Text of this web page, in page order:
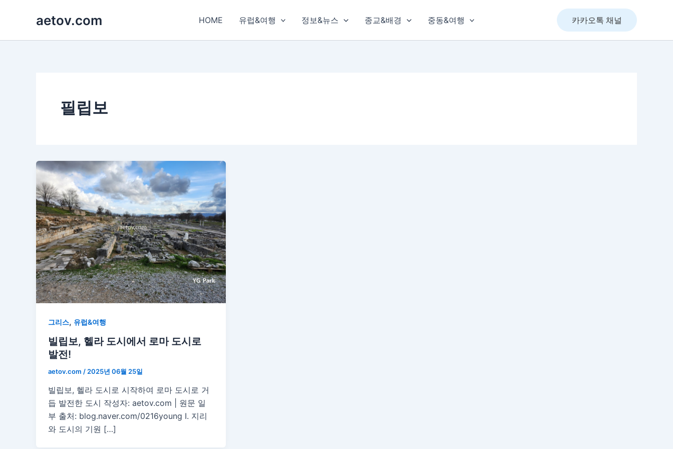
aetov.com HOME 유럽&여행 정보&뉴스 종교&배경 중동&여행 카카오톡 채널
필립보
그리스, 유럽&여행
빌립보, 헬라 도시에서 로마 도시로
발전!
aetov.com / 2025년 06월 25일
빌립보, 헬라 도시로 시작하여 로마 도시로 거
듭 발전한 도시 작성자: aetov.com | 원문 일
부 출처: blog.naver.com/0216young Ⅰ. 지리
와 도시의 기원 […]